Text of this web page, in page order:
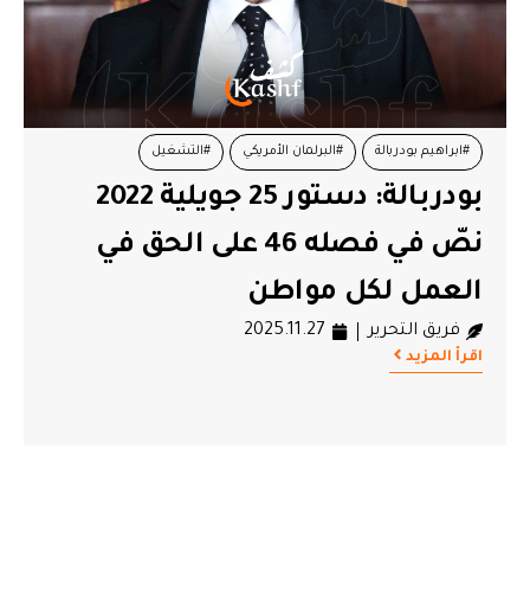
#ابراهيم بودربالة #البرلمان الأمريكي #التشغيل
#حاملي الشهادات العليا #وزارة التشغيل
بودربالة: دستور 25 جويلية 2022
نصّ في فصله 46 على الحق في
العمل لكل مواطن
فريق التحرير 2025.11.27
اقرأ المزيد